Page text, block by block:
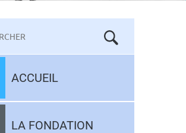
ACCUEIL
LA FONDATION